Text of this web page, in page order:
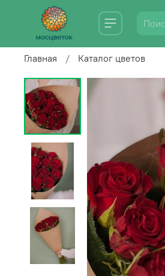
Главная Каталог цветов